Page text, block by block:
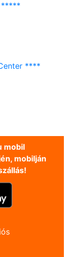
*****
****
mobil
mobilján